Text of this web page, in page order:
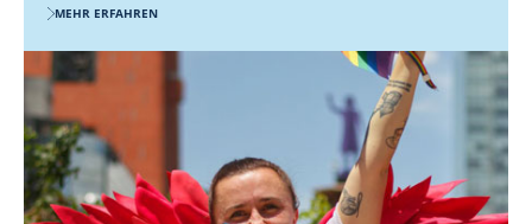
MEHR ERFAHREN